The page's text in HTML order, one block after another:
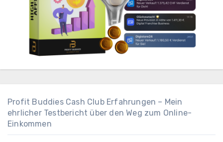
Profit Buddies Cash Club Erfahrungen – Mein
ehrlicher Testbericht über den Weg zum Online-
Einkommen